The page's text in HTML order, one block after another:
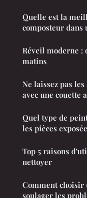
Quelle est la
composteur
Réveil moderne :
matins
Ne laissez pas
avec une couette
Quel type de
les pièces
Top 5 raisons
nettoyer
Comment choisir
soulager les